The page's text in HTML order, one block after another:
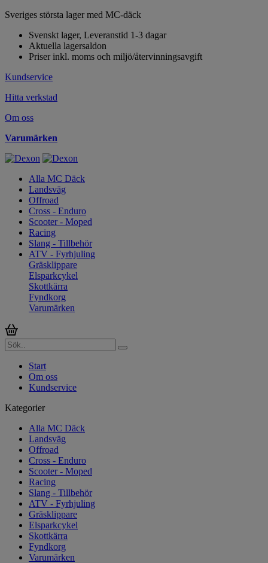
Sveriges största lager med MC-däck
Svenskt lager, Leveranstid 1-3 dagar
Aktuella lagersaldon
Priser inkl. moms och miljö/återvinningsavgift
Kundservice
Hitta verkstad
Om oss
Varumärken
Alla MC Däck
Landsväg
Offroad
Cross - Enduro
Scooter - Moped
Racing
Slang - Tillbehör
ATV - Fyrhjuling
Gräsklippare
Elsparkcykel
Skottkärra
Fyndkorg
Varumärken
Start
Om oss
Kundservice
Kategorier
Alla MC Däck
Landsväg
Offroad
Cross - Enduro
Scooter - Moped
Racing
Slang - Tillbehör
ATV - Fyrhjuling
Gräsklippare
Elsparkcykel
Skottkärra
Fyndkorg
Varumärken